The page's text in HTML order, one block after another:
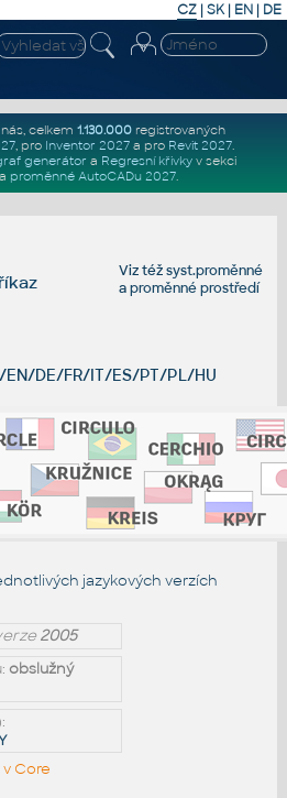
CZ | SK| EN | DE
celkem 1.130.000registrovaných
, pro Inventor 2027a pro Revit 2027.
generátor a Regresní křivkyv sekci
proměnné AutoCADu 2027.
Viz téžsyst.proměnné
aproměnné prostředí
EN/DE/FR/IT/ES/PT/PL/HU
jazykových verzích
2005
obslužný
Core